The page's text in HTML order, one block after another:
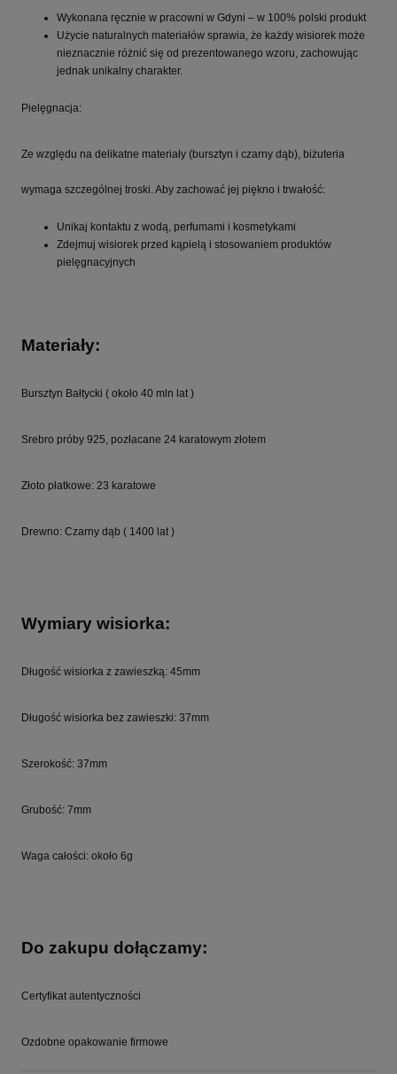
Wykonana ręcznie w pracowni w Gdyni – w 100% polski produkt
Użycie naturalnych materiałów sprawia, że każdy wisiorek może
nieznacznie różnić się od prezentowanego wzoru, zachowując
jednak unikalny charakter.
Pielęgnacja:
Ze względu na delikatne materiały (bursztyn i czarny dąb), biżuteria
wymaga szczególnej troski. Aby zachować jej piękno i trwałość:
Unikaj kontaktu z wodą, perfumami i kosmetykami
Zdejmuj wisiorek przed kąpielą i stosowaniem produktów
pielęgnacyjnych
Materiały:
Bursztyn Bałtycki ( około 40 mln lat )
Srebro próby 925, pozłacane 24 karatowym złotem
Złoto płatkowe: 23 karatowe
Drewno: Czarny dąb ( 1400 lat )
Wymiary wisiorka:
Długość wisiorka z zawieszką: 45mm
Długość wisiorka bez zawieszki: 37mm
Szerokość: 37mm
Grubość: 7mm
Waga całości: około 6g
Do zakupu dołączamy:
Certyfikat autentyczności
Ozdobne opakowanie firmowe